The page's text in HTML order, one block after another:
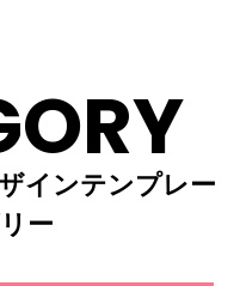
インテンプレー
ー